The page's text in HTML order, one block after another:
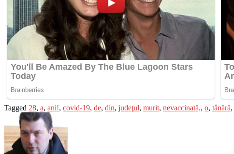
Tagged 28, a, ani!, covid-19, de, din, judeţul, murit, nevaccinată,, o, tânără,